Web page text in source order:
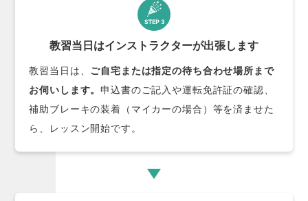
教習当日はインストラクターが出張します
教習当日は、 ご自宅または指定の待ち合わせ場所まで
お伺いします。申込書のご記入や運転免許証の確認、
補助ブレーキの装着（マイカーの場合）等を済ませた
ら、レッスン開始です。